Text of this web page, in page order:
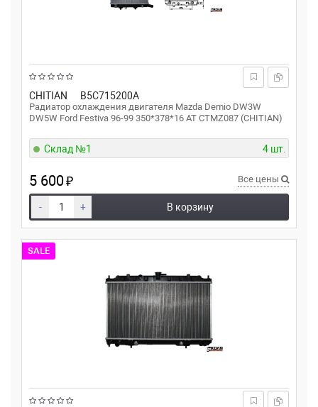
CHITIAN B5C715200A
Радиатор охлаждения двигателя Mazda Demio DW3W
DW5W Ford Festiva 96-99 350*378*16 AT CTMZ087 (CHITIAN)
Склад №1 4 шт.
5 600₽ Все цены
- + В корзину
SALE